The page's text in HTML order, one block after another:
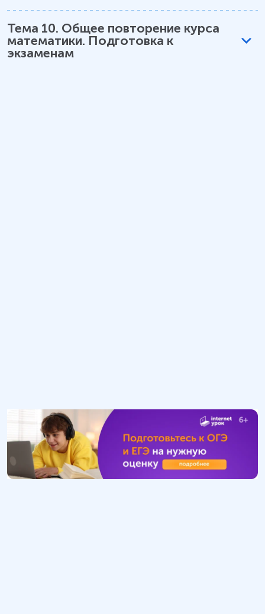
Тема 10. Общее повторение курса
математики. Подготовка к
экзаменам